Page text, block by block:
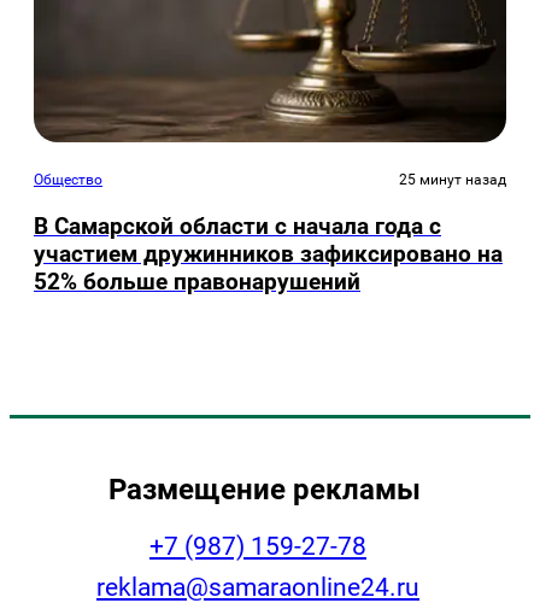
Общество 25 минут назад
В Самарской области с начала года с
участием дружинников зафиксировано на
52% больше правонарушений
Размещение рекламы
+7 (987) 159-27-78
reklama@samaraonline24.ru